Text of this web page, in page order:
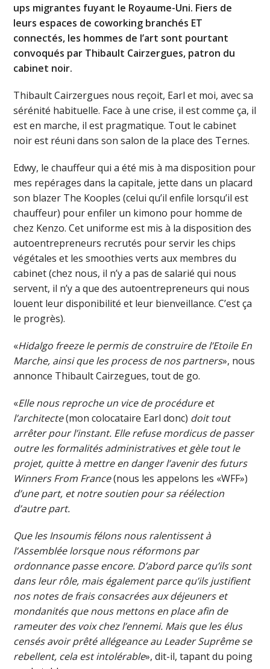
ups migrantes fuyant le Royaume-Uni. Fiers de
leurs espaces de coworking branchés ET
connectés, les hommes de l’art sont pourtant
convoqués par Thibault Cairzergues, patron du
cabinet noir.
Thibault Cairzergues nous reçoit, Earl et moi, avec sa
sérénité habituelle. Face à une crise, il est comme ça, il
est en marche, il est pragmatique. Tout le cabinet
noir est réuni dans son salon de la place des Ternes.
Edwy, le chauffeur qui a été mis à ma disposition pour
mes repérages dans la capitale, jette dans un placard
son blazer The Kooples (celui qu’il enfile lorsqu’il est
chauffeur) pour enfiler un kimono pour homme de
chez Kenzo. Cet uniforme est mis à la disposition des
autoentrepreneurs recrutés pour servir les chips
végétales et les smoothies verts aux membres du
cabinet (chez nous, il n’y a pas de salarié qui nous
servent, il n’y a que des autoentrepreneurs qui nous
louent leur disponibilité et leur bienveillance. C’est ça
le progrès).
«Hidalgo freeze le permis de construire de l’Etoile En
Marche, ainsi que les process de nos partners», nous
annonce Thibault Cairzegues, tout de go.
«Elle nous reproche un vice de procédure et
l’architecte(mon colocataire Earl donc) doit tout
arrêter pour l’instant. Elle refuse mordicus de passer
outre les formalités administratives et gèle tout le
projet, quitte à mettre en danger l’avenir des futurs
Winners From France(nous les appelons les «WFF»)
d’une part, et notre soutien pour sa réélection
d’autre part.
Que les Insoumis félons nous ralentissent à
l’Assemblée lorsque nous réformons par
ordonnance passe encore. D’abord parce qu’ils sont
dans leur rôle, mais également parce qu’ils justifient
nos notes de frais consacrées aux déjeuners et
mondanités que nous mettons en place afin de
rameuter des voix chez l’ennemi. Mais que les élus
censés avoir prêté allégeance au Leader Suprême se
rebellent, cela est intolérable», dit-il, tapant du poing